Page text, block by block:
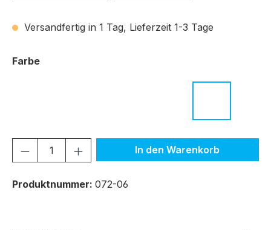
Versandfertig in 1 Tag, Lieferzeit 1-3 Tage
Farbeauswählen
Produkt Anzahl: Gib den gewünschten
In den Warenkorb
Produktnummer: 072-06